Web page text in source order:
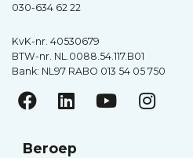
030-634 62 22
KvK-nr. 40530679
BTW-nr. NL.0088.54.117.B01
Bank: NL97 RABO 013 54 05 750
Beroep